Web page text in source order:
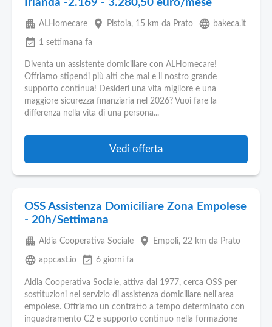
Irlanda -2.169 - 3.280,50 euro/mese
apartment ALHomecare place Pistoia, 15 km da Prato language bakeca.it
event_available 1 settimana fa
Diventa un assistente domiciliare con ALHomecare!
Offriamo stipendi più alti che mai e il nostro grande
supporto continua! Desideri una vita migliore e una
maggiore sicurezza finanziaria nel 2026? Vuoi fare la
differenza nella vita di una persona...
Vedi offerta
OSS Assistenza Domiciliare Zona Empolese
- 20h/Settimana
apartment Aldia Cooperativa Sociale place Empoli, 22 km da Prato
language appcast.io event_available 6 giorni fa
Aldia Cooperativa Sociale, attiva dal 1977, cerca OSS per
sostituzioni nel servizio di assistenza domiciliare nell'area
empolese. Offriamo un contratto a tempo determinato con
inquadramento C2 e supporto continuo nella formazione